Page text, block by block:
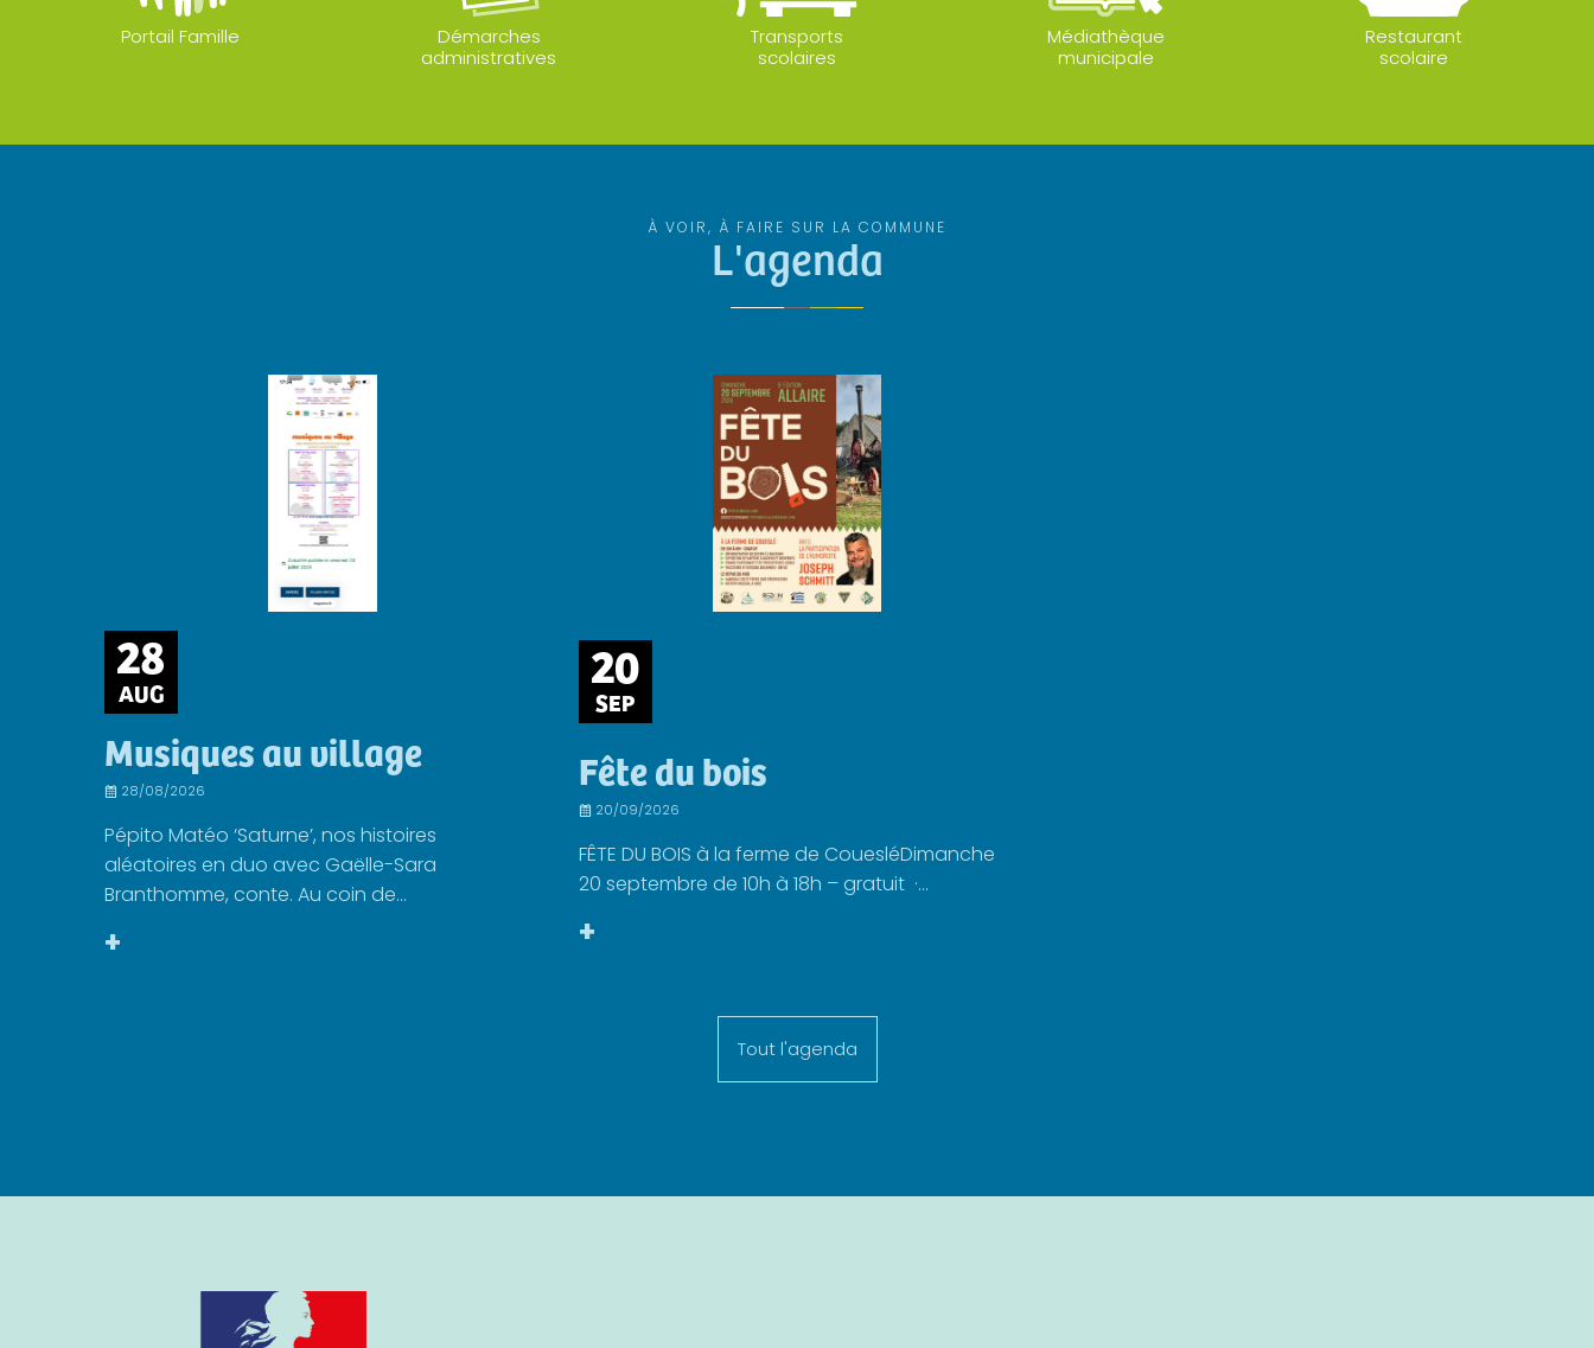
Portail Famille
Démarches
administratives
Transports
scolaires
Médiathèque
municipale
Restaurant
scolaire
À VOIR, À FAIRE SUR LA COMMUNE
L'agenda
28
AUG
Musiques au village
28/08/2026
Pépito Matéo ‘Saturne’, nos histoires
aléatoires en duo avec Gaëlle-Sara
Branthomme, conte. Au coin de...
+
20
SEP
Fête du bois
20/09/2026
FÊTE DU BOIS à la ferme de CouesléDimanche
20 septembre de 10h à 18h – gratuit ·...
+
Tout l'agenda